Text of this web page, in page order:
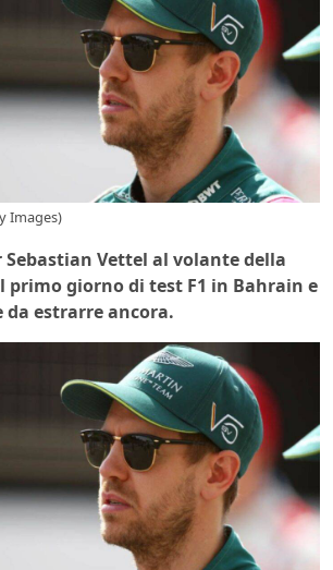
Images)
Vettel al volante della
primo giorno di test F1 in Bahrain e
estrarre ancora.